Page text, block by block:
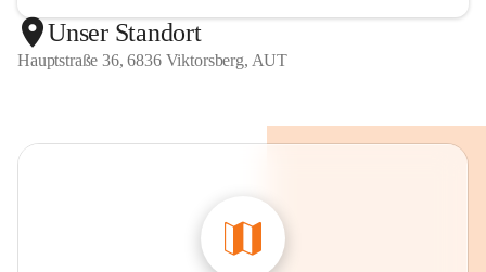
Unser Standort
Hauptstraße 36, 6836 Viktorsberg, AUT